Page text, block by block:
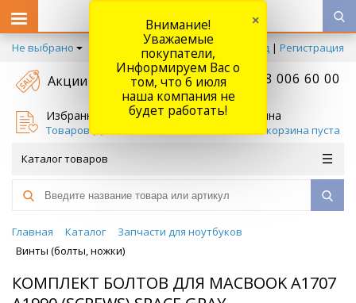
Не выбрано Вход | Регистрация
Акции +7 778 006 60 00
Избранное
Товаров (
Корзина
Ваша корзина пуста
Каталог товаров
Главная Каталог
Запчасти для ноутбуков
Винты (болты, ножки)
КОМПЛЕКТ БОЛТОВ ДЛЯ MACBOOK A1707
Внимание!
Уважаемые
покупатели,
Информируем Вас о
том, что 6 июля
наша компания не
будет работать!
×